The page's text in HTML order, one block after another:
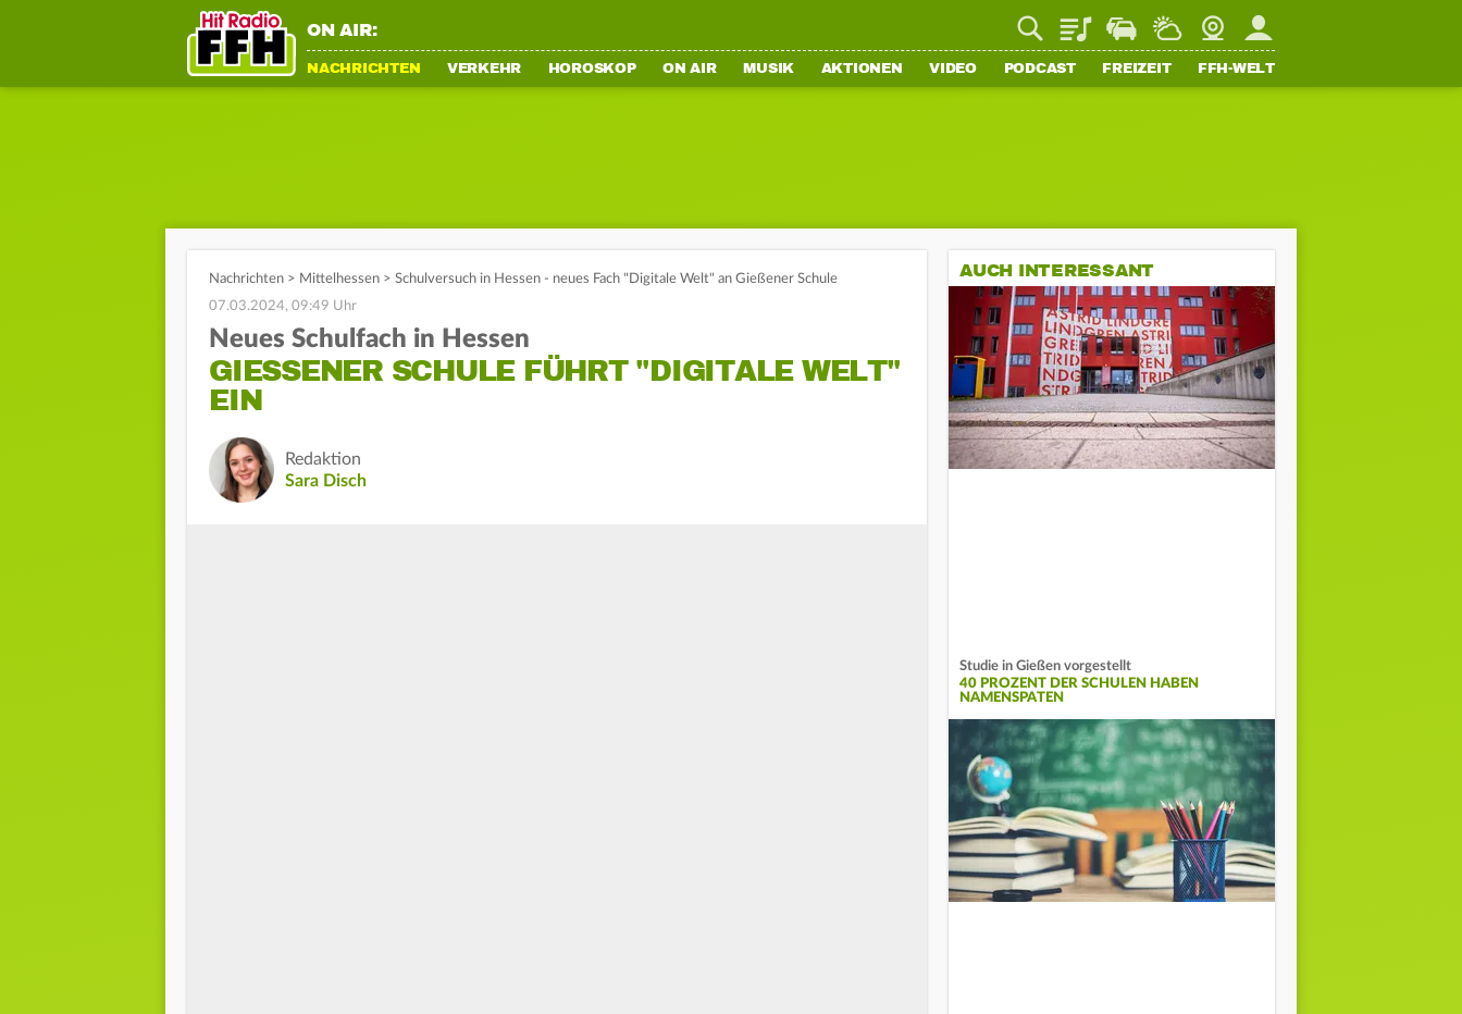
ON AIR: PlaylistStaupilotWetterWebcamMein FFH
NACHRICHTEN VERKEHR HOROSKOP ON AIR MUSIK AKTIONEN VIDEO PODCAST FREIZEIT FFH-WELT
Nachrichten > Mittelhessen > Schulversuch in Hessen - neues Fach "Digitale Welt" an Gießener Schule
07.03.2024, 09:49 Uhr
Neues Schulfach in Hessen
GIESSENER SCHULE FÜHRT "DIGITALE WELT" E
IN
Redaktion
Sara Disch
AUCH INTERESSANT
Studie in Gießen vorgestellt
40 PROZENT DER SCHULEN HABEN
NAMENSPATEN